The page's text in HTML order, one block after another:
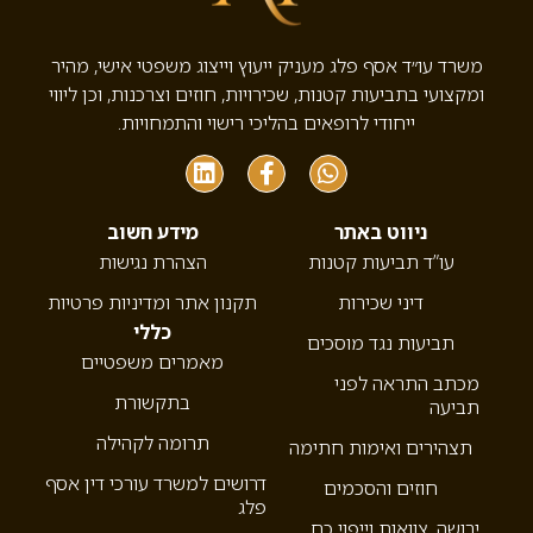
משרד עו״ד אסף פלג מעניק ייעוץ וייצוג משפטי אישי, מהיר
ומקצועי בתביעות קטנות, שכירויות, חוזים וצרכנות, וכן ליווי
ייחודי לרופאים בהליכי רישוי והתמחויות.
ניווט באתר
עו”ד תביעות קטנות
דיני שכירות
תביעות נגד מוסכים
מכתב התראה לפני
תביעה
תצהירים ואימות חתימה
חוזים והסכמים
מידע חשוב
הצהרת נגישות
תקנון אתר ומדיניות פרטיות
כללי
מאמרים משפטיים
בתקשורת
תרומה לקהילה
דרושים למשרד עורכי דין אסף
פלג